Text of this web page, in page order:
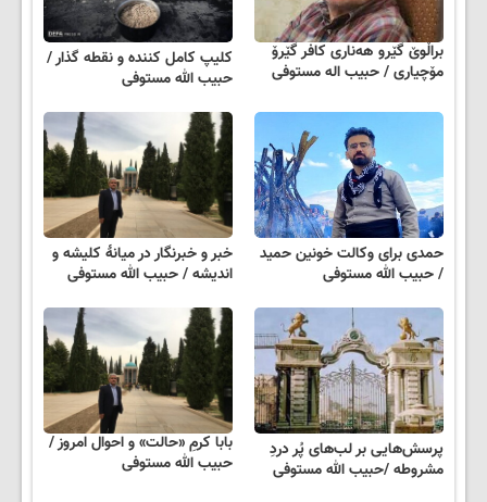
براڵوێ گێرو ھەناری کافر گێرۆ
مۆچیاری / حبیب اله مستوفی
کلیپ کامل کننده و نقطه گذار /
حبیب الله مستوفی
حمدی برای وکالت خونین حمید
/ حبیب الله مستوفی
خبر و خبرنگار در میانهٔ کلیشه و
اندیشه / حبیب الله مستوفی
پرسش‌هایی بر لب‌های پُر دردِ
مشروطه /حبیب الله مستوفی
بابا کرمِ «حالت» و احوال امروز /
حبیب الله مستوفی